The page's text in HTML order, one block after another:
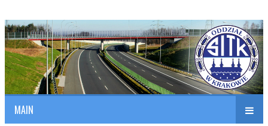
SITK RP Oddział w KRAKOWIE
Polish Association of Engineers & Technicians of Transportation
MAIN